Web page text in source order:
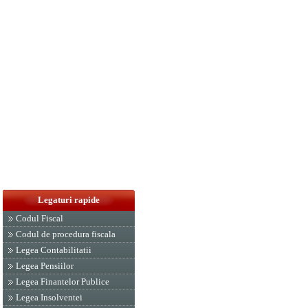
Legaturi rapide
Codul Fiscal
Codul de procedura fiscala
Legea Contabilitatii
Legea Pensiilor
Legea Finantelor Publice
Legea Insolventei